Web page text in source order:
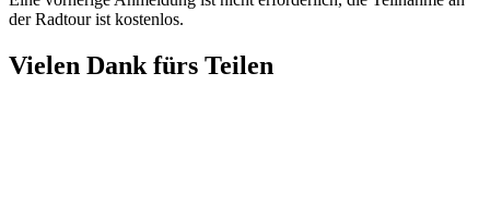
der Radtour ist kostenlos.
Vielen Dank fürs Teilen